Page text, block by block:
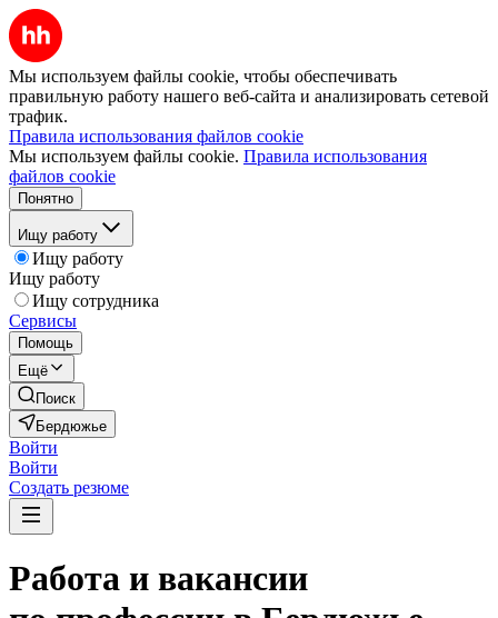
Мы используем файлы cookie, чтобы обеспечивать
правильную работу нашего веб-сайта и анализировать сетевой
трафик.
Правила использования файлов cookie
Мы используем файлы cookie. Правила использования
файлов cookie
Понятно
Ищу работу
Ищу работу
Ищу работу
Ищу сотрудника
Сервисы
Помощь
Ещё
Поиск
Бердюжье
Войти
Войти
Создать резюме
Работа и вакансии